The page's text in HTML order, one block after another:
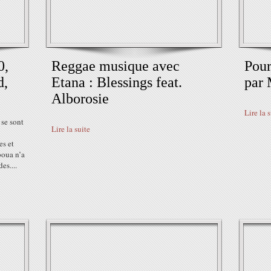
sont
et
n’a
Reggae musique avec
Etana : Blessings feat.
Alborosie
Lire la suite
par
Lire la